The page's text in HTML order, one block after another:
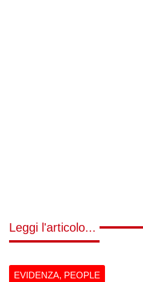
Leggi l'articolo...
EVIDENZA, PEOPLE